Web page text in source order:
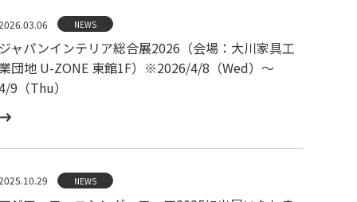
NEWS
ャパンインテリア総合展2026（会場：大川家具工
団地 U-ZONE 東館1F）※2026/4/8（Wed）〜
9（Thu）
NEWS